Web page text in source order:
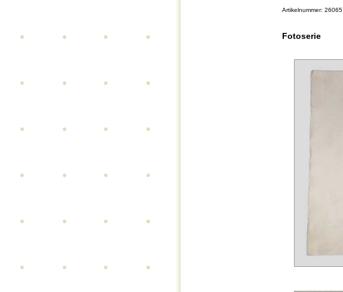
Artikelnummer: 26065
Fotoserie